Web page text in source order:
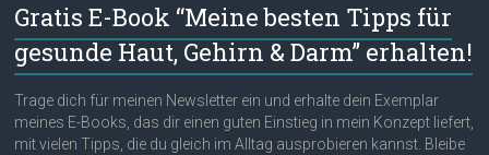
Gratis E-Book “Meine besten Tipps für
gesunde Haut, Gehirn & Darm” erhalten!
Trage dich für meinen Newsletter ein und erhalte dein Exemplar
meines E-Books, das dir einen guten Einstieg in mein Konzept liefert,
mit vielen Tipps, die du gleich im Alltag ausprobieren kannst. Bleibe